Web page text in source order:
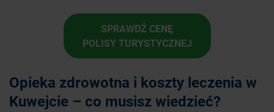
SPRAWDŹ CENĘ
POLISY TURYSTYCZNEJ
Opieka zdrowotna i koszty leczenia w
Kuwejcie – co musisz wiedzieć?